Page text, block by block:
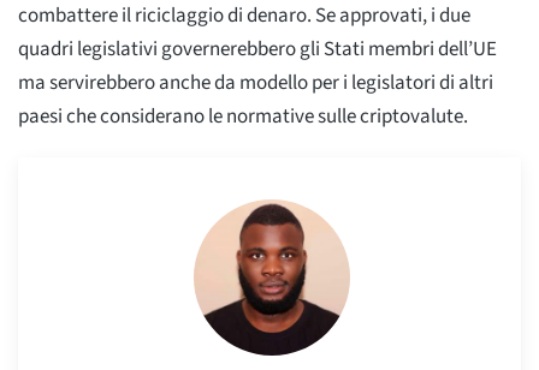
combattere il riciclaggio di denaro. Se approvati, i due
quadri legislativi governerebbero gli Stati membri dell’UE
ma servirebbero anche da modello per i legislatori di altri
paesi che considerano le normative sulle criptovalute.